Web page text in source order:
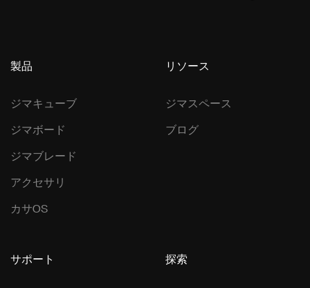
製品
ジマキューブ
ジマボード
ジマブレード
アクセサリ
カサOS
リソース
ジマスペース
ブログ
サポート 探索